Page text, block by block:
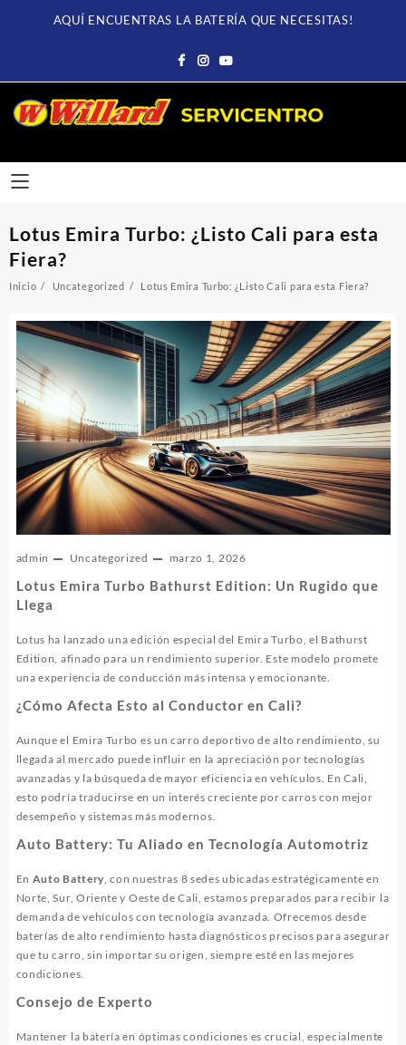
AQUÍ ENCUENTRAS LA BATERÍA QUE NECESITAS!
Lotus Emira Turbo: ¿Listo Cali para esta
Fiera?
Inicio Uncategorized Lotus Emira Turbo: ¿Listo Cali para esta Fiera?
admin Uncategorized marzo 1, 2026
Lotus Emira Turbo Bathurst Edition: Un Rugido que
Llega
Lotus ha lanzado una edición especial del Emira Turbo, el Bathurst
Edition, afinado para un rendimiento superior. Este modelo promete
una experiencia de conducción más intensa y emocionante.
¿Cómo Afecta Esto al Conductor en Cali?
Aunque el Emira Turbo es un carro deportivo de alto rendimiento, su
llegada al mercado puede influir en la apreciación por tecnologías
avanzadas y la búsqueda de mayor eficiencia en vehículos. En Cali,
esto podría traducirse en un interés creciente por carros con mejor
desempeño y sistemas más modernos.
Auto Battery: Tu Aliado en Tecnología Automotriz
En Auto Battery , con nuestras 8 sedes ubicadas estratégicamente en
Norte, Sur, Oriente y Oeste de Cali, estamos preparados para recibir la
demanda de vehículos con tecnología avanzada. Ofrecemos desde
baterías de alto rendimiento hasta diagnósticos precisos para asegurar
que tu carro, sin importar su origen, siempre esté en las mejores
condiciones.
Consejo de Experto
Mantener la batería en óptimas condiciones es crucial, especialmente